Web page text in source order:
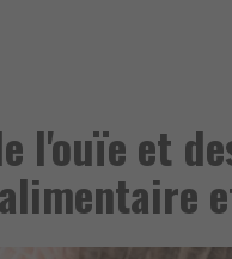
l'ouïe et